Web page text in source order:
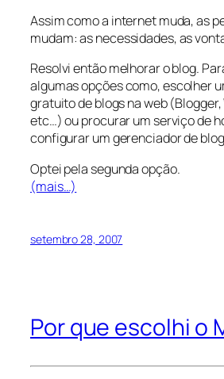
Assim como a internet muda, as
mudam: as necessidades, as
Resolvi então melhorar o blog.
algumas opções como, escolher
gratuito de blogs na web
etc…) ou procurar um serviço de
configurar um gerenciador de
Optei pela segunda opção.
(mais…)
setembro 28, 2007
Por que escolhi o